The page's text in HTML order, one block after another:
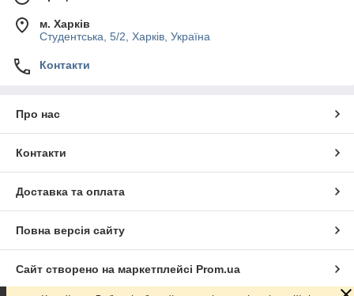
м. Харків
Студентська, 5/2, Харків, Україна
Контакти
Про нас
Контакти
Доставка та оплата
Повна версія сайту
Сайт створено на маркетплейсі Prom.ua